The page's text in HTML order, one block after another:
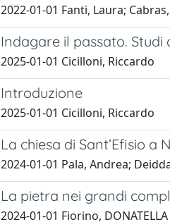
2022-01-01 Fanti, Laura;
Indagare il passato.
2025-01-01 Cicilloni, Riccardo
Introduzione
2025-01-01 Cicilloni, Riccardo
La chiesa di Sant’Efisio
2024-01-01 Pala, Andrea;
La pietra nei grandi
2024-01-01 Fiorino,